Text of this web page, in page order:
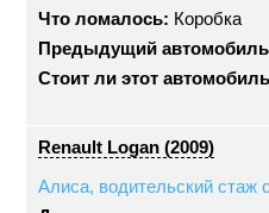
Что ломалось: Коробка
Предыдущий
Стоит ли этот
Renault Logan (2009)
Алиса, водительский стаж